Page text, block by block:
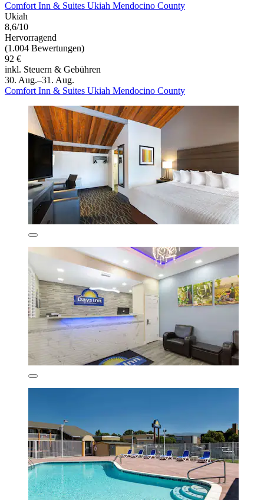
Comfort Inn & Suites Ukiah Mendocino County
Ukiah
8,6/10
Hervorragend
(1.004 Bewertungen)
92 €
inkl. Steuern & Gebühren
30. Aug.–31. Aug.
Comfort Inn & Suites Ukiah Mendocino County